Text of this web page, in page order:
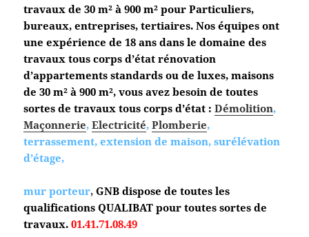
travaux de 30 m² à 900 m² pour Particuliers,
bureaux, entreprises, tertiaires. Nos équipes ont
une expérience de 18 ans dans le domaine des
travaux tous corps d’état rénovation
d’appartements standards ou de luxes, maisons
de 30 m² à 900 m², vous avez besoin de toutes
sortes de travaux tous corps d’état : Démolition,
Maçonnerie,Electricité,Plomberie,
terrassement, extension de maison, surélévation
d’étage,
mur porteur,GNB dispose de toutes les
qualifications QUALIBAT pour toutes sortes de
travaux.01.41.71.08.49